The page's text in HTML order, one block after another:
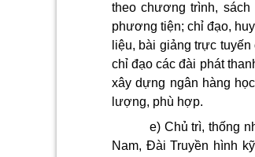
theo chương trình,
phương tiện; chỉ đạo,
liệu, bài giảng trực
chỉ đạo các đài phát
xây dựng ngân hàng
lượng, phù hợp.
e) Chủ trì, thống
Nam, Đài Truyền hình k